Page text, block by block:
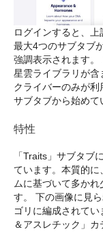
ログインすると、
最大4つのサブタブ
強調表示されます。
星雲ライブラリが含
クライバーのみが利
サブタブから始めて
特性
「Traits」サブタブ
ています。本質的
ムに基づいて多か
す。 下の画像に見
ゴリに編成されて
＆アスレチック」カ